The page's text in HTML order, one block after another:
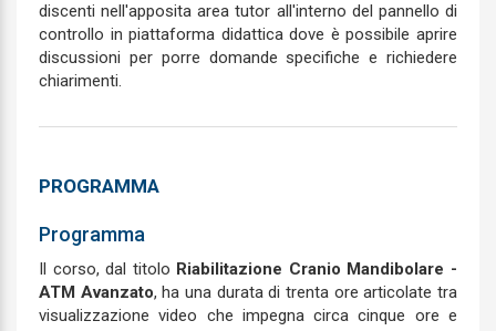
discenti nell'apposita area tutor all'interno del pannello di
controllo in piattaforma didattica dove è possibile aprire
discussioni per porre domande specifiche e richiedere
chiarimenti.
PROGRAMMA
Programma
Il corso, dal titolo Riabilitazione Cranio Mandibolare -
ATM Avanzato, ha una durata di trenta ore articolate tra
visualizzazione video che impegna circa cinque ore e